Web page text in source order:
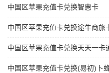
中国区苹果充值卡兑换智惠卡
中国区苹果充值卡兑换途牛商旅
中国区苹果充值卡兑换天天一卡
中国区苹果充值卡兑换(易初)卜